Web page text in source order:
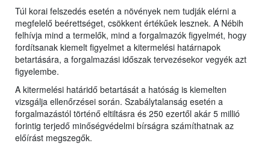
Túl korai felszedés esetén a növények nem tudják elérni a
megfelelő beérettséget, csökkent értékűek lesznek. A Nébih
felhívja mind a termelők, mind a forgalmazók figyelmét, hogy
fordítsanak kiemelt figyelmet a kitermelési határnapok
betartására, a forgalmazási időszak tervezésekor vegyék azt
figyelembe.
A kitermelési határidő betartását a hatóság is kiemelten
vizsgálja ellenőrzései során. Szabálytalanság esetén a
forgalmazástól történő eltiltásra és 250 ezertől akár 5 millió
forintig terjedő minőségvédelmi bírságra számíthatnak az
előírást megszegők.